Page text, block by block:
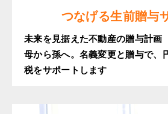
つなげる生前贈与
未来を見据えた不動産の贈与計
母から孫へ。名義変更と贈与で、
税をサポートします